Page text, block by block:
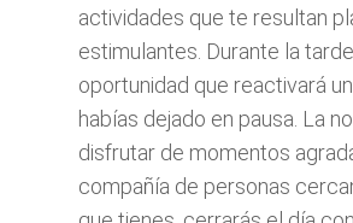
actividades que te resultan
estimulantes. Durante la
oportunidad que reactivará
habías dejado en pausa. La
disfrutar de momentos
compañía de personas